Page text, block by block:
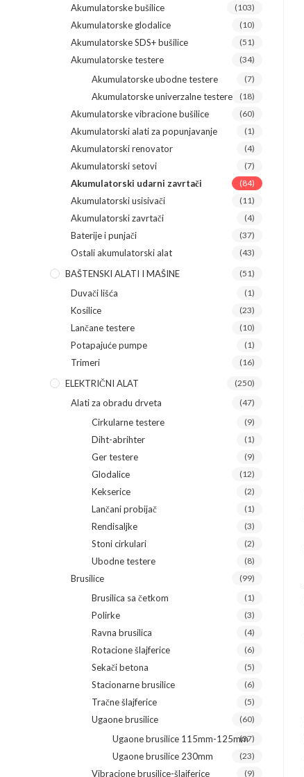
Akumulatorske bušilice (103)
Akumulatorske glodalice (10)
Akumulatorske SDS+ bušilice (51)
Akumulatorske testere (34)
Akumulatorske ubodne testere (7)
Akumulatorske univerzalne testere (18)
Akumulatorske vibracione bušilice (60)
Akumulatorski alati za popunjavanje (1)
Akumulatorski renovator (4)
Akumulatorski setovi (7)
Akumulatorski udarni zavrtači (84)
Akumulatorski usisivači (11)
Akumulatorski zavrtači (4)
Baterije i punjači (37)
Ostali akumulatorski alat (43)
BAŠTENSKI ALATI I MAŠINE (51)
Duvači lišća (1)
Kosilice (23)
Lančane testere (10)
Potapajuće pumpe (1)
Trimeri (16)
ELEKTRIČNI ALAT (250)
Alati za obradu drveta (47)
Cirkularne testere (9)
Diht-abrihter (1)
Ger testere (9)
Glodalice (12)
Kekserice (2)
Lančani probijač (1)
Rendisaljke (3)
Stoni cirkulari (2)
Ubodne testere (8)
Brusilice (99)
Brusilica sa četkom (1)
Polirke (3)
Ravna brusilica (4)
Rotacione šlajferice (6)
Sekači betona (5)
Stacionarne brusilice (6)
Tračne šlajferice (5)
Ugaone brusilice (60)
Ugaone brusilice 115mm-125mm
(37)
Ugaone brusilice 230mm (23)
Vibracione brusilice-šlajferice (9)